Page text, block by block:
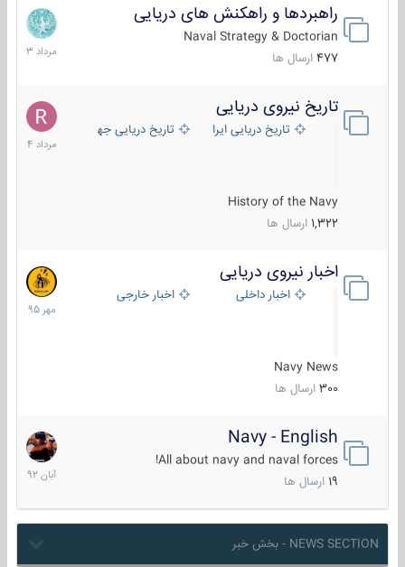
راهبردها و راهکنش های دریایی
Naval Strategy & Doctorian
477 ارسال ها
2
مرداد
1403
تاریخ نیروی دریایی
تاریخ دریایی ایران تاریخ دریایی جهان
History of the Navy
1,322 ارسال ها
16
مرداد
1404
اخبار نیروی دریایی
اخبار داخلی اخبار خارجی
Navy News
300 ارسال ها
27
مهر
1395
Navy - English
All about navy and naval forces!
ارسال ها
22
آبان
1392
NEWS SECTION - بخش خبر